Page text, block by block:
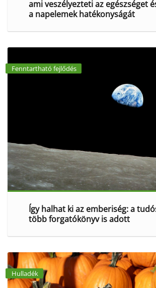
ami veszélyezteti az egészséget
a napelemek hatékonyságát
Fenntartható fejlődés
Így halhat ki az emberiség: a
több forgatókönyv is adott
Hulladék